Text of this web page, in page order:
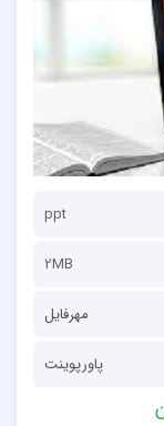
ppt
2MB
مهرفایل
پاورپوینت